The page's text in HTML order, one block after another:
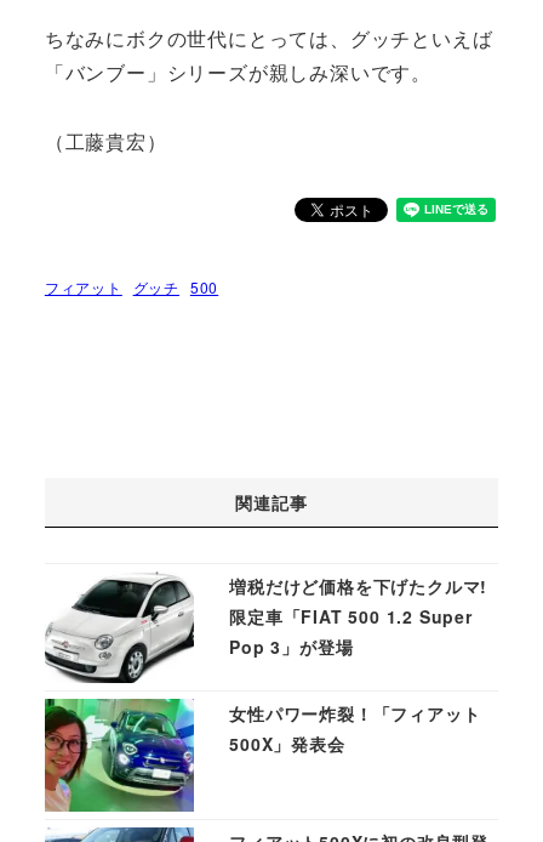
ちなみにボクの世代にとっては、グッチといえば
「バンブー」シリーズが親しみ深いです。
（工藤貴宏）
フィアット グッチ 500
関連記事
増税だけど価格を下げたクルマ!
限定車「FIAT 500 1.2 Super
Pop 3」が登場
女性パワー炸裂！「フィアット
500X」発表会